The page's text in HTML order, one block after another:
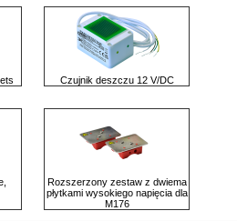
Czujnik deszczu 12 V/DC
Rozszerzony zestaw z dwiema
płytkami wysokiego napięcia dla
M176